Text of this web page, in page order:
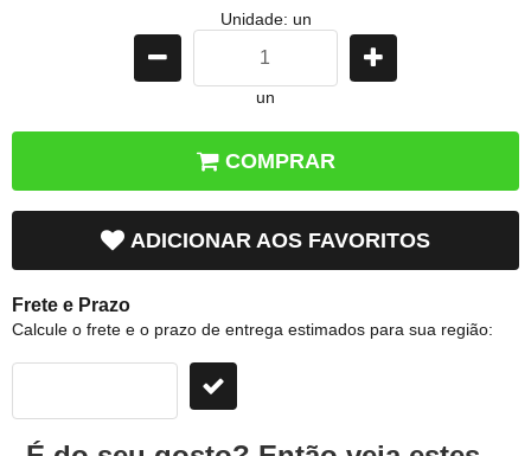
Unidade: un
un
COMPRAR
ADICIONAR AOS FAVORITOS
Frete e Prazo
Calcule o frete e o prazo de entrega estimados para sua região: